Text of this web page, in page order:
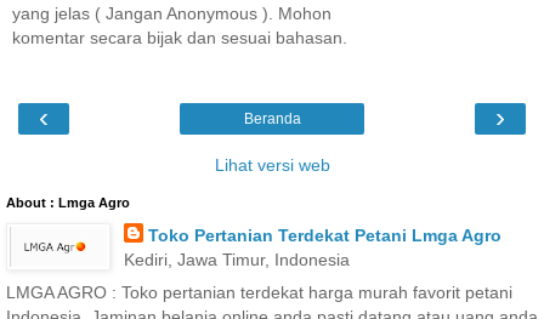
yang jelas ( Jangan Anonymous ). Mohon
komentar secara bijak dan sesuai bahasan.
‹ ›
Beranda
Lihat versi web
About : Lmga Agro
Toko Pertanian Terdekat Petani Lmga Agro
Kediri, Jawa Timur, Indonesia
LMGA AGRO : Toko pertanian terdekat harga murah favorit petani